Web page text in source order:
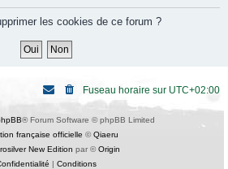
les cookies de ce forum ?
Fuseau horaire sur UTC+02:00
® Forum Software © phpBB Limited
française officielle ©Qiaeru
New Edition par ©Origin
| Conditions